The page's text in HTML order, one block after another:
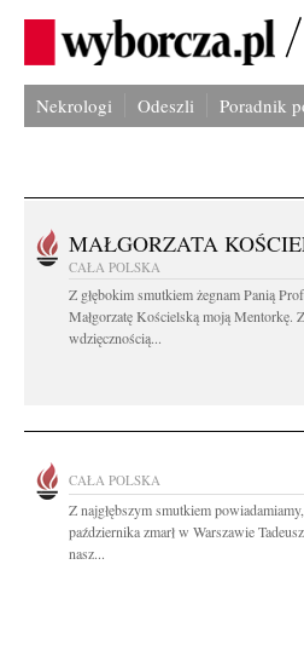
Nekrologi Odeszli Poradnik
MAŁGORZATA
CAŁA POLSKA
Z głębokim smutkiem żegnam Panią
Małgorzatę Kościelską moją Mentorkę. Z
wdzięcznością...
CAŁA POLSKA
Z najgłębszym smutkiem
października zmarł w Warszawie
nasz...